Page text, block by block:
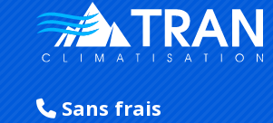
Sans frais